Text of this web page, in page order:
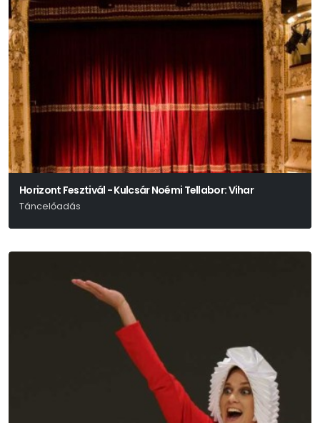
Horizont Fesztivál - Kulcsár Noémi Tellabor: Vihar
Táncelőadás